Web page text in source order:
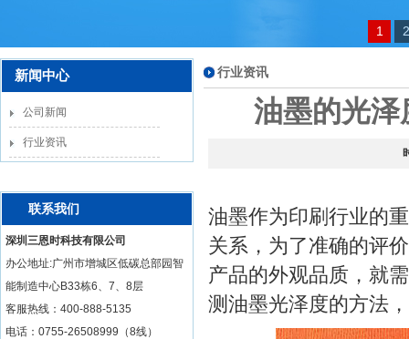
1 2
新闻中心
公司新闻
行业资讯
联系我们
深圳三恩时科技有限公司
办公地址:广州市增城区低碳总部园智
能制造中心B33栋6、7、8层
客服热线： 400-888-5135
电话：0755-26508999（8线）
行业资讯
油墨的光
油墨作为印刷行业的
关系，为了准确的评
产品的外观品质，就
测油墨光泽度的方法